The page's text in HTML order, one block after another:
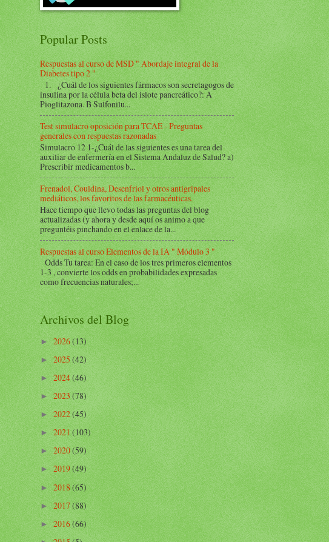
Popular Posts
Respuestas al curso de MSD " Abordaje integral de la
Diabetes tipo 2 "
1. ¿Cuál de los siguientes fármacos son secretagogos de
insulina por la célula beta del islote pancreático?: A
Pioglitazona. B Sulfonilu...
Test simulacro oposición para TCAE - Preguntas
generales con respuestas razonadas
Simulacro 12 1-¿Cuál de las siguientes es una tarea del
auxiliar de enfermería en el Sistema Andaluz de Salud? a)
Prescribir medicamentos b...
Frenadol, Couldina, Desenfriol y otros antigripales
mediáticos, los favoritos de las farmacéuticas.
Hace tiempo que llevo todas las preguntas del blog
actualizadas (y ahora y desde aquí os animo a que
preguntéis pinchando en el enlace de la...
Respuestas al curso Elementos de la IA " Módulo 3 "
Odds Tu tarea: En el caso de los tres primeros elementos
1-3 , convierte los odds en probabilidades expresadas
como frecuencias naturales;...
Archivos del Blog
►2026(13)
►2025(42)
►2024(46)
►2023(78)
►2022(45)
►2021(103)
►2020(59)
►2019(49)
►2018(65)
►2017(88)
►2016(66)